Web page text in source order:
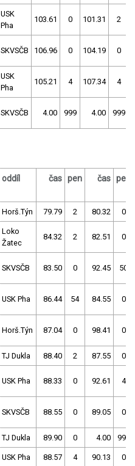
USK
Pha
103.61 0 101.31 2
SKVSČB 106.96 0 104.19 0
USK
Pha
105.21 4 107.34 4
SKVSČB 4.00 999 4.00 999
oddíl čas pen čas pen
Horš.Týn 79.79 2 80.32 0
Loko
Žatec
84.32 2 82.51 0
SKVSČB 83.50 0 92.45 50
USK Pha 86.44 54 84.55 0
Horš.Týn 87.04 0 98.41 0
TJ Dukla 88.40 2 87.55 0
USK Pha 88.33 0 92.61 4
SKVSČB 88.55 0 89.05 0
TJ Dukla 89.90 0 4.00 999
USK Pha 88.57 4 90.13 0